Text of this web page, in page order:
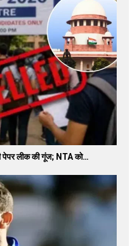
पेपर लीक की गूंज; NTA को…